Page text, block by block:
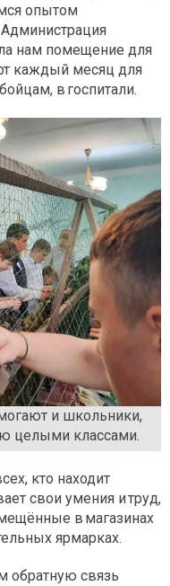
опытом
нам помещение для
каждый месяц для
в госпитали.
и школьники,
целыми классами.
кто находит
свои умения и труд,
в магазинах
ярмарках.
обратную связь